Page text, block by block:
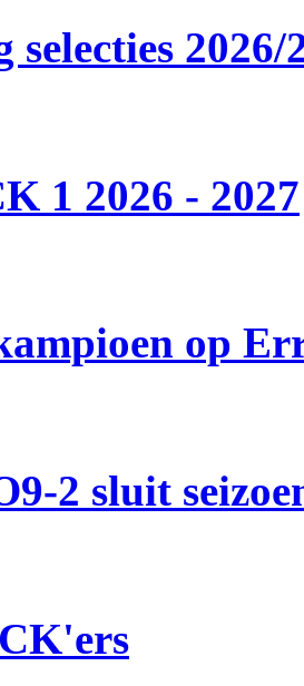
selecties 2026/
1 2026 - 2027
op
2 sluit